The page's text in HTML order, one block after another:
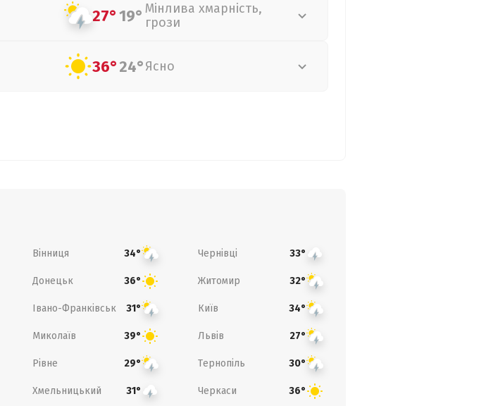
27°19° Мінлива хмарність,
грози
36°24°Ясно
Вінниця 34° Чернівці 33°
Донецьк 36° Житомир 32°
Івано-Франківськ 31° Київ 34°
Миколаїв 39° Львів 27°
Рівне 29° Тернопіль 30°
Хмельницький 31° Черкаси 36°